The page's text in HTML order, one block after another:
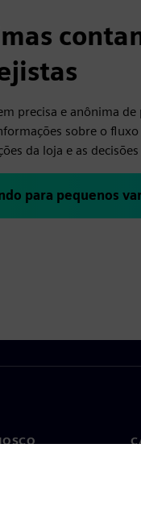
precisa e anônima de
sobre o
da loja e as
para pequenos